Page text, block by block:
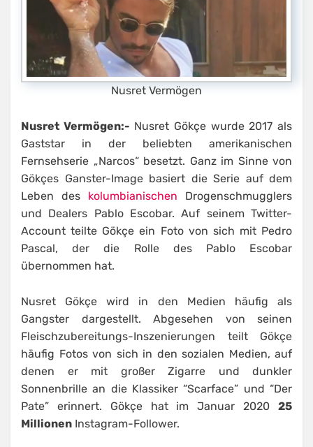
Nusret Vermögen
Nusret Vermögen:- Nusret Gökçe wurde 2017 als
Gaststar in der beliebten amerikanischen
Fernsehserie „Narcos“ besetzt. Ganz im Sinne von
Gökçes Ganster-Image basiert die Serie auf dem
Leben des kolumbianischen Drogenschmugglers
und Dealers Pablo Escobar. Auf seinem Twitter-
Account teilte Gökçe ein Foto von sich mit Pedro
Pascal, der die Rolle des Pablo Escobar
übernommen hat.
Nusret Gökçe wird in den Medien häufig als
Gangster dargestellt. Abgesehen von seinen
Fleischzubereitungs-Inszenierungen teilt Gökçe
häufig Fotos von sich in den sozialen Medien, auf
denen er mit großer Zigarre und dunkler
Sonnenbrille an die Klassiker “Scarface” und “Der
Pate” erinnert. Gökçe hat im Januar 2020 25
Millionen Instagram-Follower.